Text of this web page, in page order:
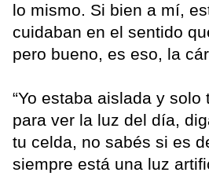
lo mismo. Si bien a mí,
cuidaban en el sentido
pero bueno, es eso, la
“Yo estaba aislada y solo
para ver la luz del día,
tu celda, no sabés si es
siempre está una luz